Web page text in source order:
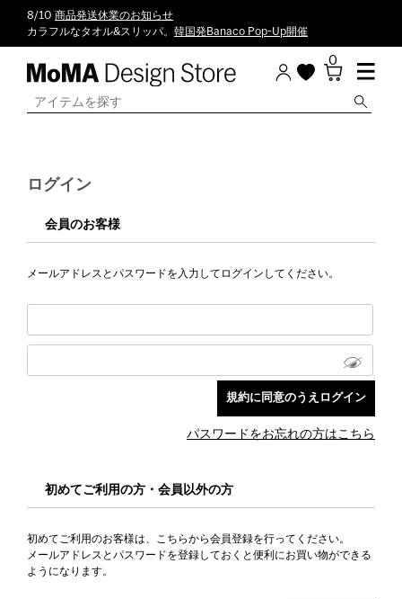
8/10 商品発送休業のお知らせ
カラフルなタオル&スリッパ。 韓国発Banaco Pop-Up開催
0
ログイン
会員のお客様
メールアドレスとパスワードを入力してログインしてください。
パスワードをお忘れの方はこちら
初めてご利用の方・会員以外の方
初めてご利用のお客様は、こちらから会員登録を行ってください。
メールアドレスとパスワードを登録しておくと便利にお買い物ができる
ようになります。